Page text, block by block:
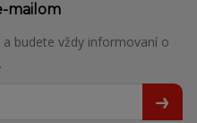
mailom
budete vždy informovaní o